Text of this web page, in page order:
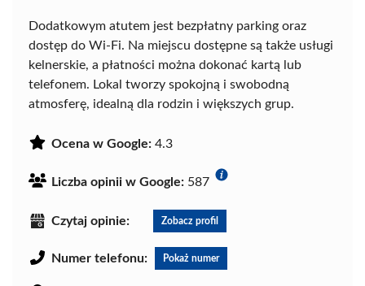
Dodatkowym atutem jest bezpłatny parking oraz
dostęp do Wi-Fi. Na miejscu dostępne są także usługi
kelnerskie, a płatności można dokonać kartą lub
telefonem. Lokal tworzy spokojną i swobodną
atmosferę, idealną dla rodzin i większych grup.
Ocena w Google: 4.3
Liczba opinii w Google: 587
Czytaj opinie: Zobacz profil
Numer telefonu: Pokaż numer